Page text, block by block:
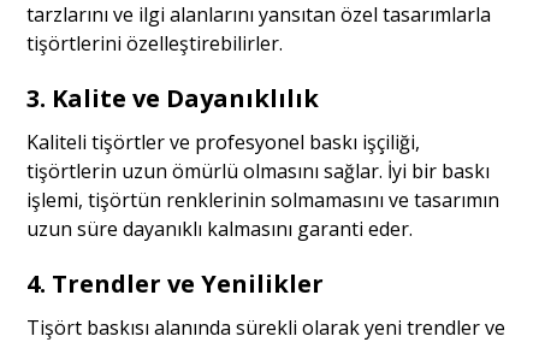
tarzlarını ve ilgi alanlarını yansıtan özel tasarımlarla
tişörtlerini özelleştirebilirler.
3. Kalite ve Dayanıklılık
Kaliteli tişörtler ve profesyonel baskı işçiliği,
tişörtlerin uzun ömürlü olmasını sağlar. İyi bir baskı
işlemi, tişörtün renklerinin solmamasını ve tasarımın
uzun süre dayanıklı kalmasını garanti eder.
4. Trendler ve Yenilikler
Tişört baskısı alanında sürekli olarak yeni trendler ve